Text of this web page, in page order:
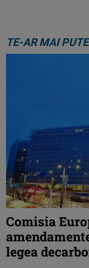
TE-AR MAI
Comisia
legea